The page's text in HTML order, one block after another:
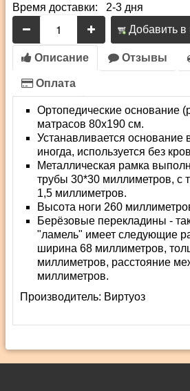
Время доставки: 2-3 дня
Добавить в
Описание Отзывы
Оплата
Ортопедические основание
матрасов 80х190 см.
Устанавливается основание
иногда, используется без
Металлическая рамка
трубы 30*30 миллиметров, с
1,5 миллиметров.
Высота ноги 260
Берёзовые перекладины -
"ламель" имеет следующие
ширина 68 миллиметров,
миллиметров, расстояние
миллиметров.
Производитель: Виртуоз